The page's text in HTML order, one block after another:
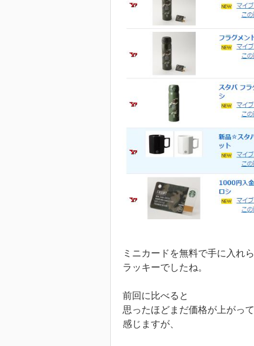
ミニカードを無料で手に入れ
ラッキーでしたね。
前回に比べると
思ったほどまだ価格が上がっ
感じますが、